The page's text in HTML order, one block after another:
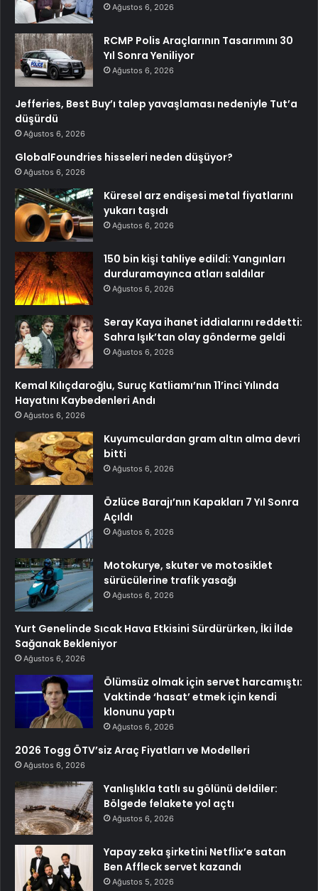
Ağustos 6, 2026
RCMP Polis Araçlarının Tasarımını 30
Yıl Sonra Yeniliyor
Ağustos 6, 2026
Jefferies, Best Buy’ı talep yavaşlaması nedeniyle Tut’a
düşürdü
Ağustos 6, 2026
GlobalFoundries hisseleri neden düşüyor?
Ağustos 6, 2026
Küresel arz endişesi metal fiyatlarını
yukarı taşıdı
Ağustos 6, 2026
150 bin kişi tahliye edildi: Yangınları
durduramayınca atları saldılar
Ağustos 6, 2026
Seray Kaya ihanet iddialarını reddetti:
Sahra Işık’tan olay gönderme geldi
Ağustos 6, 2026
Kemal Kılıçdaroğlu, Suruç Katliamı’nın 11’inci Yılında
Hayatını Kaybedenleri Andı
Ağustos 6, 2026
Kuyumculardan gram altın alma devri
bitti
Ağustos 6, 2026
Özlüce Barajı’nın Kapakları 7 Yıl Sonra
Açıldı
Ağustos 6, 2026
Motokurye, skuter ve motosiklet
sürücülerine trafik yasağı
Ağustos 6, 2026
Yurt Genelinde Sıcak Hava Etkisini Sürdürürken, İki İlde
Sağanak Bekleniyor
Ağustos 6, 2026
Ölümsüz olmak için servet harcamıştı:
Vaktinde ‘hasat’ etmek için kendi
klonunu yaptı
Ağustos 6, 2026
2026 Togg ÖTV’siz Araç Fiyatları ve Modelleri
Ağustos 6, 2026
Yanlışlıkla tatlı su gölünü deldiler:
Bölgede felakete yol açtı
Ağustos 6, 2026
Yapay zeka şirketini Netflix’e satan
Ben Affleck servet kazandı
Ağustos 5, 2026